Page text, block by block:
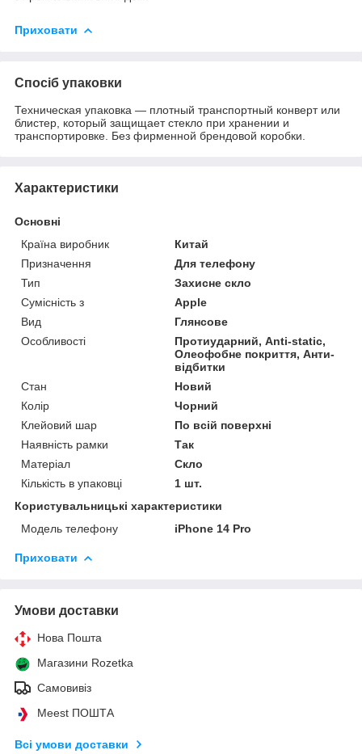
Приховати
Спосіб упаковки
Техническая упаковка — плотный транспортный конверт или
блистер, который защищает стекло при хранении и
транспортировке. Без фирменной брендовой коробки.
Характеристики
Основні
Країна виробник
Китай
Призначення
Для телефону
Тип
Захисне скло
Сумісність з
Apple
Вид
Глянсове
Особливості
Протиударний, Anti-static,
Олеофобне покриття, Анти-
відбитки
Стан
Новий
Колір
Чорний
Клейовий шар
По всій поверхні
Наявність рамки
Так
Матеріал
Скло
Кількість в упаковці
1 шт.
Користувальницькі характеристики
Модель телефону
iPhone 14 Pro
Приховати
Умови доставки
Нова Пошта
Магазини Rozetka
Самовивіз
Meest ПОШТА
Всі умови доставки